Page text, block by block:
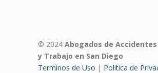
© 2024 Abogados de
y Trabajo en San Diego
Terminos de Uso | Politica de